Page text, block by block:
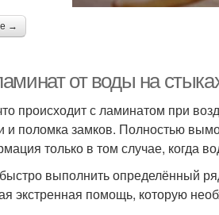
→
от воды на
происходит с ламинатом при
и поломка замков. Полностью
только в том случае, когда
выполнить определённый
экстренная помощь, которую